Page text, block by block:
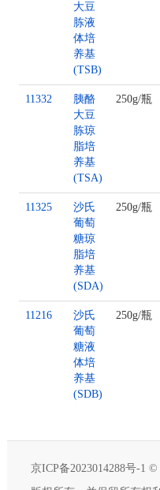
大豆
胨液
体培
养基
(TSB)
11332
胰酪
大豆
胨琼
脂培
养基
(TSA)
250g/瓶
11325
沙氏
葡萄
糖琼
脂培
养基
(SDA)
250g/瓶
11216
沙氏
葡萄
糖液
体培
养基
(SDB)
250g/瓶
京ICP备2023014288号-1 ©